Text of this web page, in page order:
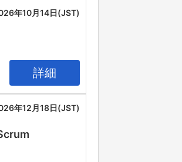
年10月14日(JST)
詳細
年12月18日(JST)